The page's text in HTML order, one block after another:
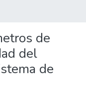
de
del
de